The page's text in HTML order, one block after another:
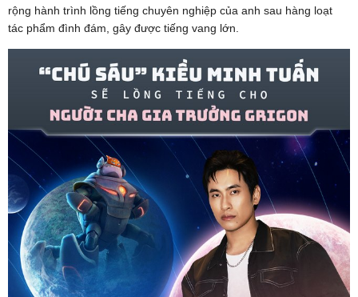
rộng hành trình lồng tiếng chuyên nghiệp của anh sau hàng loạt
tác phẩm đình đám, gây được tiếng vang lớn.